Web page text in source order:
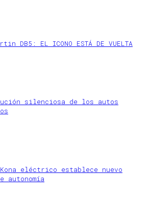
DB5: EL ICONO ESTÁ DE VUELTA
silenciosa de los autos
eléctrico establece nuevo
autonomía